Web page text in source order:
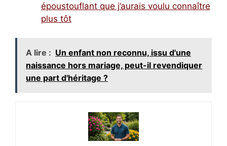
époustouflant que j’aurais voulu connaître
plus tôt
A lire : Un enfant non reconnu, issu d'une
naissance hors mariage, peut-il revendiquer
une part d'héritage ?